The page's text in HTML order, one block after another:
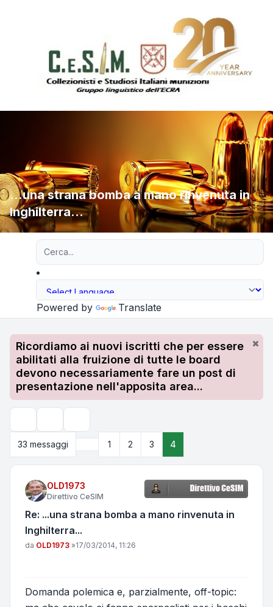
...una strana bomba a mano rinvenuta in
Inghilterra...
Powered by Translate
Ricordiamo ai nuovi iscritti che per essere
abilitati alla fruizione di tutte le board
devono necessariamente fare un post di
presentazione nell'apposita area...
33 messaggi
Precedente
1 2 3 4
OLD1973
Direttivo CeSIM
Re: ...una strana bomba a mano rinvenuta in
Inghilterra...
Messaggio
da OLD1973 »17/03/2014, 11:26
Domanda polemica e, parzialmente, off-topic: